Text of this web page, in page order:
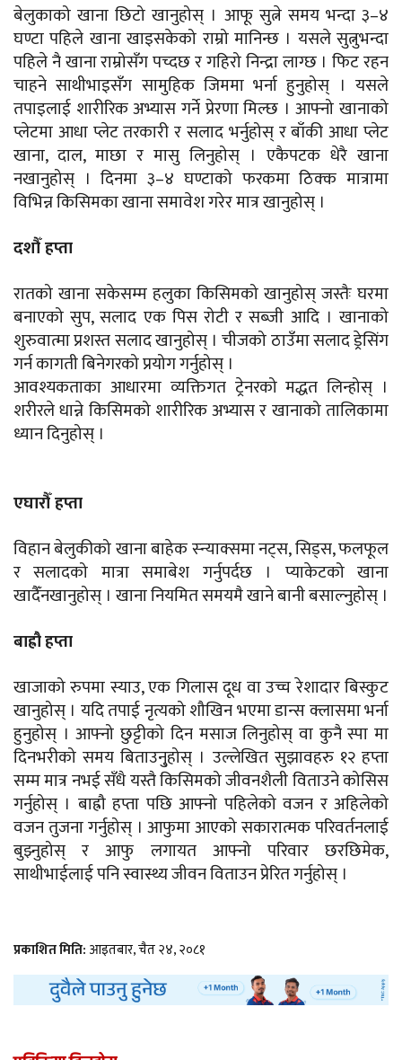
बेलुकाको खाना छिटो खानुहोस् । आफू सुत्ने समय भन्दा ३–४
घण्टा पहिले खाना खाइसकेको राम्रो मानिन्छ । यसले सुत्नुभन्दा
पहिले नै खाना राम्रोसँग पच्दछ र गहिरो निन्द्रा लाग्छ । फिट रहन
चाहने साथीभाइसँग सामुहिक जिममा भर्ना हुनुहोस् । यसले
तपाइलाई शारीरिक अभ्यास गर्ने प्रेरणा मिल्छ । आफ्नो खानाको
प्लेटमा आधा प्लेट तरकारी र सलाद भर्नुहोस् र बाँकी आधा प्लेट
खाना, दाल, माछा र मासु लिनुहोस् । एकैपटक धेरै खाना
नखानुहोस् । दिनमा ३–४ घण्टाको फरकमा ठिक्क मात्रामा
विभिन्न किसिमका खाना समावेश गरेर मात्र खानुहोस् ।
दशौँ हप्ता
रातको खाना सकेसम्म हलुका किसिमको खानुहोस् जस्तैः घरमा
बनाएको सुप, सलाद एक पिस रोटी र सब्जी आदि । खानाको
शुरुवात्मा प्रशस्त सलाद खानुहोस् । चीजको ठाउँमा सलाद ड्रेसिंग
गर्न कागती बिनेगरको प्रयोग गर्नुहोस् ।
आवश्यकताका आधारमा व्यक्तिगत ट्रेनरको मद्धत लिन्होस् ।
शरीरले धान्ने किसिमको शारीरिक अभ्यास र खानाको तालिकामा
ध्यान दिनुहोस् ।
एघारौँ हप्ता
विहान बेलुकीको खाना बाहेक स्न्याक्समा नट्स, सिड्स, फलफूल
र सलादको मात्रा समाबेश गर्नुपर्दछ । प्याकेटको खाना
खादैँनखानुहोस् । खाना नियमित समयमै खाने बानी बसाल्नुहोस् ।
बाह्रौ हप्ता
खाजाको रुपमा स्याउ, एक गिलास दूध वा उच्च रेशादार बिस्कुट
खानुहोस् । यदि तपाई नृत्यको शौखिन भएमा डान्स क्लासमा भर्ना
हुनुहोस् । आफ्नो छुट्टीको दिन मसाज लिनुहोस् वा कुनै स्पा मा
दिनभरीको समय बिताउनु्होस् । उल्लेखित सुझावहरु १२ हप्ता
सम्म मात्र नभई सँधै यस्तै किसिमको जीवनशैली विताउने कोसिस
गर्नुहोस् । बाह्रौ हप्ता पछि आफ्नो पहिलेको वजन र अहिलेको
वजन तुजना गर्नुहोस् । आफुमा आएको सकारात्मक परिवर्तनलाई
बुझ्नुहोस् र आफु लगायत आफ्नो परिवार छरछिमेक,
साथीभाईलाई पनि स्वास्थ्य जीवन विताउन प्रेरित गर्नुहोस् ।
प्रकाशित मिति: आइतबार, चैत २४, २०८१